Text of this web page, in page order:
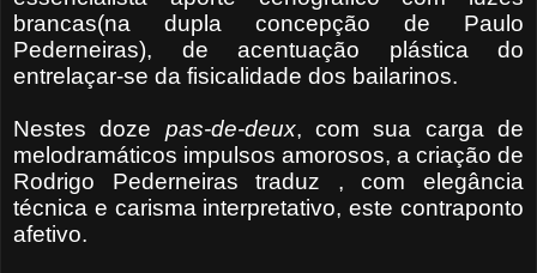
brancas(na dupla concepção de Paulo
Pederneiras), de acentuação plástica do
entrelaçar-se da fisicalidade dos bailarinos.
Nestes doze pas-de-deux, com sua carga de
melodramáticos impulsos amorosos, a criação de
Rodrigo Pederneiras traduz , com elegância
técnica e carisma interpretativo, este contraponto
afetivo.